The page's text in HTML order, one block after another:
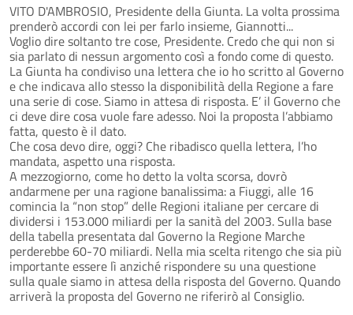
VITO D'AMBROSIO, Presidente della Giunta. La volta prossima
prenderò accordi con lei per farlo insieme, Giannotti...
Voglio dire soltanto tre cose, Presidente. Credo che qui non si
sia parlato di nessun argomento così a fondo come di questo.
La Giunta ha condiviso una lettera che io ho scritto al Governo
e che indicava allo stesso la disponibilità della Regione a fare
una serie di cose. Siamo in attesa di risposta. E’ il Governo che
ci deve dire cosa vuole fare adesso. Noi la proposta l’abbiamo
fatta, questo è il dato.
Che cosa devo dire, oggi? Che ribadisco quella lettera, l’ho
mandata, aspetto una risposta.
A mezzogiorno, come ho detto la volta scorsa, dovrò
andarmene per una ragione banalissima: a Fiuggi, alle 16
comincia la “non stop” delle Regioni italiane per cercare di
dividersi i 153.000 miliardi per la sanità del 2003. Sulla base
della tabella presentata dal Governo la Regione Marche
perderebbe 60-70 miliardi. Nella mia scelta ritengo che sia più
importante essere lì anziché rispondere su una questione
sulla quale siamo in attesa della risposta del Governo. Quando
arriverà la proposta del Governo ne riferirò al Consiglio.